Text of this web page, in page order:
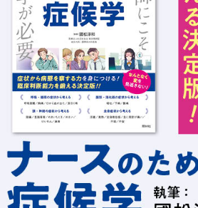
年日本赤十字女子専門学校（現在の
本赤十字社医療センター）勤務。そ
床看護学研究所所長、2003年から日
イチンゲール記章受章。著作は